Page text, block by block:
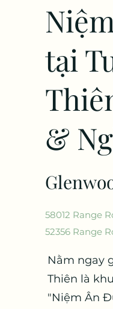
tại
&
58012 Range
52356 Range
Nằm ngay
Thiên là
"Niệm Ân